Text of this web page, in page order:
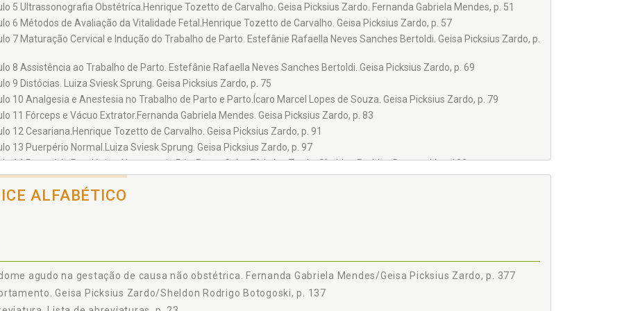
Lopes de Souza
Cristina Benvenutti Kalinowski
Abelha Januário
Maestri Karoleski
Sprung
Kondo Sato
Eduarda Cristina T. Jordão
Guimarães Pombo
Pacheco Cunha Pereira
Rodrigo Botogoski
Figueroa
5 Ultrassonografia Obstétrica.Henrique Tozetto de Carvalho. Geisa Picksius Zardo. Fernanda Gabriela Mendes, p. 51
6 Métodos de Avaliação da Vitalidade Fetal.Henrique Tozetto de Carvalho. Geisa Picksius Zardo, p. 57
7 Maturação Cervical e Indução do Trabalho de Parto. Estefânie Rafaella Neves Sanches Bertoldi. Geisa Picksius Zardo, p.
8 Assistência ao Trabalho de Parto. Estefânie Rafaella Neves Sanches Bertoldi. Geisa Picksius Zardo, p. 69
9 Distócias. Luiza Sviesk Sprung. Geisa Picksius Zardo, p. 75
10 Analgesia e Anestesia no Trabalho de Parto e Parto.Ícaro Marcel Lopes de Souza. Geisa Picksius Zardo, p. 79
11 Fórceps e Vácuo Extrator.Fernanda Gabriela Mendes. Geisa Picksius Zardo, p. 83
12 Cesariana.Henrique Tozetto de Carvalho. Geisa Picksius Zardo, p. 91
13 Puerpério Normal.Luiza Sviesk Sprung. Geisa Picksius Zardo, p. 97
14 Puerpério Patológico: Hemorragia Pós-Parto. Geisa Picksius Zardo. Sheldon Rodrigo Botogoski, p. 103
15 Puerpério Patológico: Infecção Puerperal. Geisa Picksius Zardo. Fernanda Gabriela Mendes, p. 109
16 Puerpério Patológico: Distúrbios da Coagulação.Luciana Maestri Karoleski. Geisa Picksius Zardo, p. 115
19 Amamentação.Isadora Cristina Benvenutti Kalinowski. Geisa Picksius Zardo, p. 129
20 Anticoncepção no Puerpério.Guilherme Leite Zanini. Geisa Picksius Zardo, p. 133
21 Abortamento. Geisa Picksius Zardo. Sheldon Rodrigo Botogoski, p. 137
22 Gravidez Ectópica.Carolina Antunes Savari. Geisa Picksius Zardo, p. 143
23 Doença Trofoblástica Gestacional (DTG). Geisa Picksius Zardo. Fernanda Gabriela Mendes, p. 145
ALFABÉTICO
agudo na gestação de causa não obstétrica. Fernanda Gabriela Mendes/Geisa Picksius Zardo, p. 377
Geisa Picksius Zardo/Sheldon Rodrigo Botogoski, p. 137